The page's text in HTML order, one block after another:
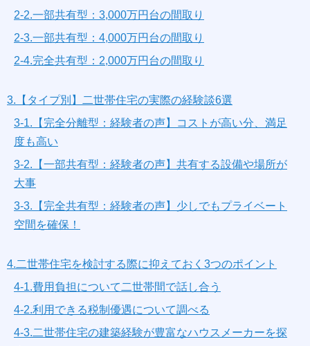
2-2.一部共有型：3,000万円台の間取り
2-3.一部共有型：4,000万円台の間取り
2-4.完全共有型：2,000万円台の間取り
3.【タイプ別】二世帯住宅の実際の経験談6選
3-1.【完全分離型：経験者の声】コストが高い分、満足
度も高い
3-2.【一部共有型：経験者の声】共有する設備や場所が
大事
3-3.【完全共有型：経験者の声】少しでもプライベート
空間を確保！
4.二世帯住宅を検討する際に抑えておく3つのポイント
4-1.費用負担について二世帯間で話し合う
4-2.利用できる税制優遇について調べる
4-3.二世帯住宅の建築経験が豊富なハウスメーカーを探